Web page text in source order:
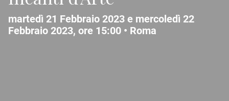
martedì 21 Febbraio 2023 e mercoledì 22
Febbraio 2023, ore 15:00 • Roma